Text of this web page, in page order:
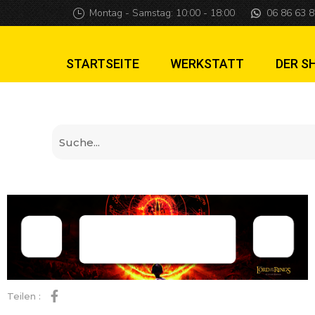
Lord of the rings
Montag - Samstag: 10:00 - 18:00 06 86 63
STARTSEITE WERKSTATT DER
Teilen :